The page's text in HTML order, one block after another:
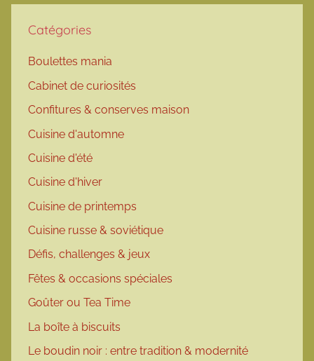
Catégories
Boulettes mania
Cabinet de curiosités
Confitures & conserves maison
Cuisine d'automne
Cuisine d'été
Cuisine d'hiver
Cuisine de printemps
Cuisine russe & soviétique
Défis, challenges & jeux
Fêtes & occasions spéciales
Goûter ou Tea Time
La boîte à biscuits
Le boudin noir : entre tradition & modernité